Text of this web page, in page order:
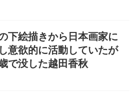
下絵描きから日本画家に
意欲的に活動していたが
で没した越田香秋